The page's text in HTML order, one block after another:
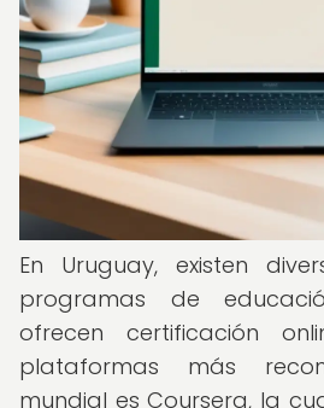
En Uruguay, existen
programas de
ofrecen certificación
plataformas más
mundial es Coursera, la